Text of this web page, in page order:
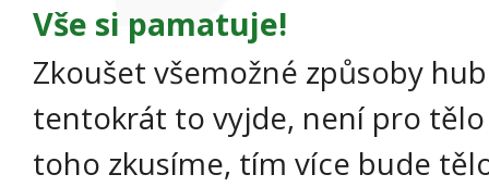
Vše si pamatuje!
Zkoušet všemožné způsoby
tentokrát to vyjde, není pro tělo
toho zkusíme, tím více bude